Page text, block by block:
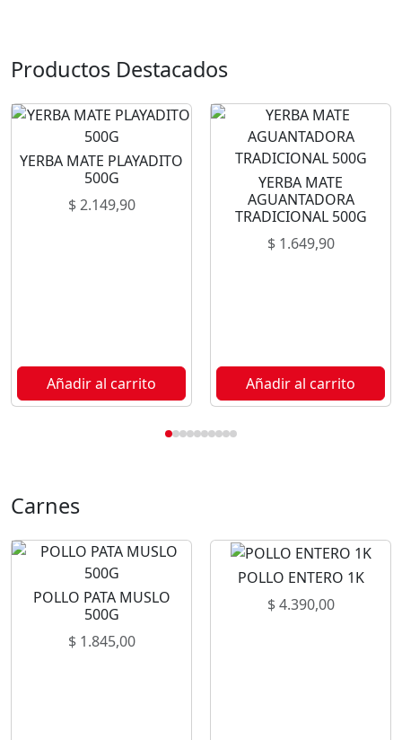
Productos Destacados
YERBA MATE PLAYADITO
500G
$2.149,90
Añadir al carrito
YERBA MATE
AGUANTADORA
TRADICIONAL 500G
$1.649,90
Añadir al carrito
Carnes
POLLO PATA MUSLO
500G
$1.845,00
POLLO ENTERO 1K
$4.390,00